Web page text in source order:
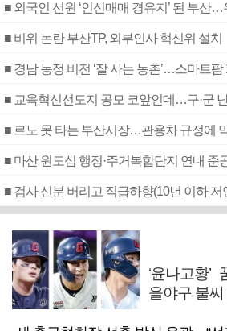
■ 외국인 선원 ‘인신매매 경유지’ 된 부산
■ 비위 논란 부산TP, 외부인사 혁신위 설치
■ 경남 농정 비전 ‘잘 사는 농촌’…스마트
■ 교육혁신선도지 공모 코앞인데…구·군 난
■ 르노 못 타는 부산시장…관용차 규정에
■ 마산 원도심 행정·주거복합단지 연내 준
‘윤나고황
을야구 불